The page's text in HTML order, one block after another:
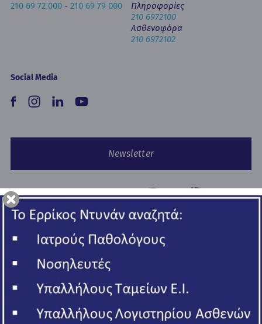
210 69 72 000- 210 69 79 000
Πληροφορίες
210 6972100
Ασθενοφόρα
210 6972102
Social Media
Newsletter
Copyright © 2026 Ερρίκος Ντυνάν Hospital Center.
All rights reserved
ΓΕΜΗ 006502201000
Πολιτική Απορρήτου